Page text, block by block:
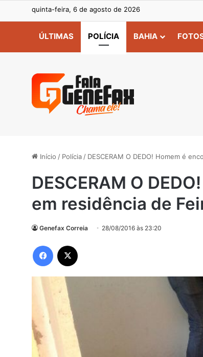
quinta-feira, 6 de agosto de 2026
ÚLTIMAS POLÍCIA BAHIA
Início / Polícia / DESCERAM O DEDO! Homem é
DESCERAM O
em residência de
Genefax Correia 28/08/2016 às 23:20
Facebook